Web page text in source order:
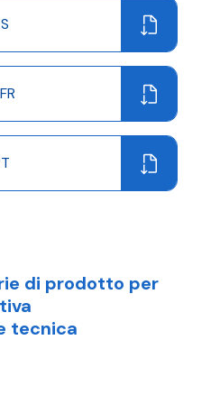
di prodotto per
tecnica